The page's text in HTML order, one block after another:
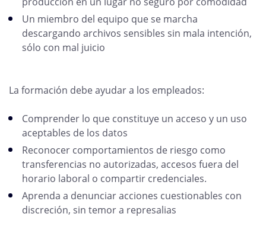
Un miembro del equipo que se marcha
descargando archivos sensibles sin mala intención,
sólo con mal juicio
La formación debe ayudar a los empleados:
Comprender lo que constituye un acceso y un uso
aceptables de los datos
Reconocer comportamientos de riesgo como
transferencias no autorizadas, accesos fuera del
horario laboral o compartir credenciales.
Aprenda a denunciar acciones cuestionables con
discreción, sin temor a represalias